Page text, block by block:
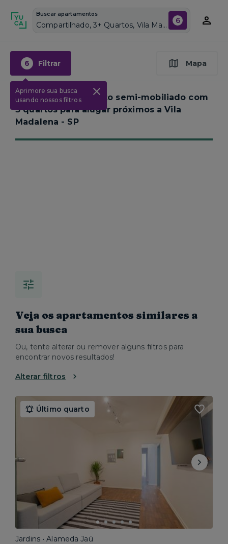
Buscar apartamentos
Compartilhado, 3+ Quartos, Vila Madalena, Vagas de garagem: Sim, Semi mobiliado, Piscina 6
6 Filtrar
Aprimore sua busca
usando nossos filtros
Mapa
Nenhum apartamento semi-mobiliado com
3 quartos para alugar próximos aVila
Madalena - SP
Veja os apartamentos similares a
sua busca
Ou, tente alterar ou remover alguns filtros para
encontrar novos resultados!
Alterar filtros
Último quarto
Jardins • Alameda Jaú